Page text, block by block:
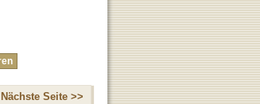
Nächste Seite >>